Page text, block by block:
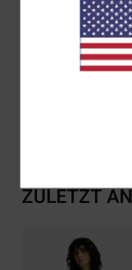
Polyester
Versand &
ZULETZT